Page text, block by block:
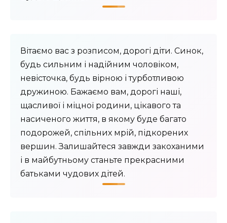
Вітаємо вас з розписом, дорогі діти. Синок,
будь сильним і надійним чоловіком,
невісточка, будь вірною і турботливою
дружиною. Бажаємо вам, дорогі наші,
щасливої і міцної родини, цікавого та
насиченого життя, в якому буде багато
подорожей, спільних мрій, підкорених
вершин. Залишайтеся завжди закоханими
і в майбутньому станьте прекрасними
батьками чудових дітей.